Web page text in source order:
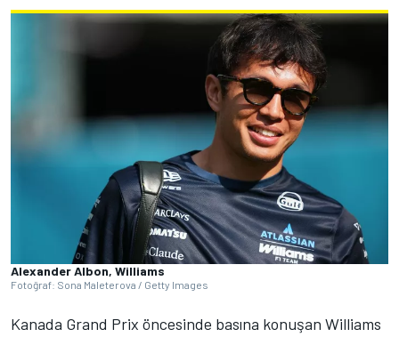
Alexander Albon, Williams
Fotoğraf: Sona Maleterova / Getty Images
Kanada Grand Prix öncesinde basına konuşan Williams